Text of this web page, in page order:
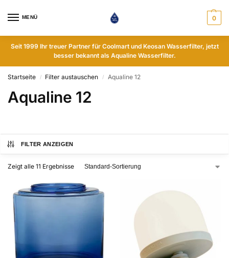
MENÜ 0
Seit 1999 Ihr treuer Partner für Coolmart und Keosan Wasserfilter, jetzt
besser bekannt als Aqualine Wasserfilter.
Startseite / Filter austauschen / Aqualine 12
Aqualine 12
FILTER ANZEIGEN
Zeigt alle 11 Ergebnisse